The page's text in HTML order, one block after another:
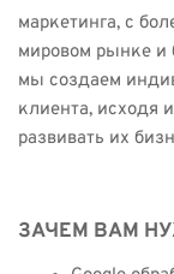
маркетинга, с
мировом рынке и
мы создаем
клиента, исходя
развивать их
ЗАЧЕМ ВАМ